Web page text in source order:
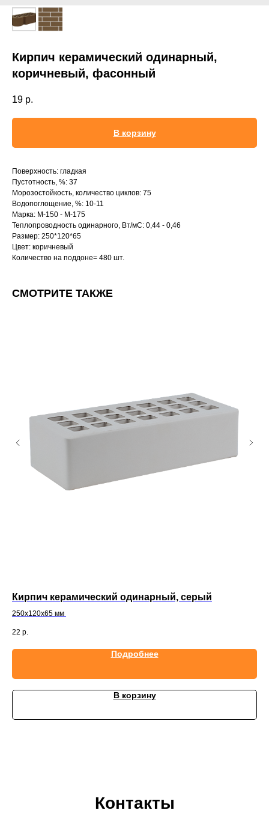
Кирпич керамический одинарный,
коричневый, фасонный
19 р.
В корзину
Поверхность: гладкая
Пустотность, %: 37
Морозостойкость, количество циклов: 75
Водопоглощение, %: 10-11
Марка: М-150 - М-175
Теплопроводность одинарного, Вт/мС: 0,44 - 0,46
Размер: 250*120*65
Цвет: коричневый
Количество на поддоне= 480 шт.
СМОТРИТЕ ТАКЖЕ
Кирпич керамический одинарный, серый
250х120х65 мм
22 р.
Подробнее
В корзину
Контакты